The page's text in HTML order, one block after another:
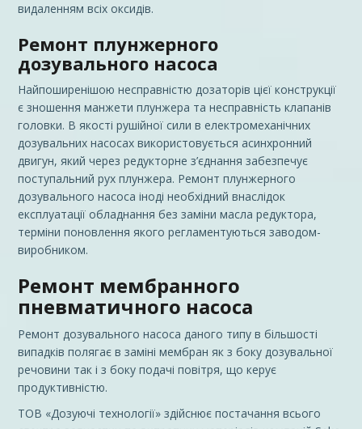
видаленням всіх оксидів.
Ремонт плунжерного
дозувального насоса
Найпоширенішою несправністю дозаторів цієї конструкції
є зношення манжети плунжера та несправність клапанів
головки. В якості рушійної сили в електромеханічних
дозувальних насосах використовується асинхронний
двигун, який через редукторне з’єднання забезпечує
поступальний рух плунжера. Ремонт плунжерного
дозувального насоса іноді необхідний внаслідок
експлуатації обладнання без заміни масла редуктора,
терміни поновлення якого регламентуються заводом-
виробником.
Ремонт мембранного
пневматичного насоса
Ремонт дозувального насоса даного типу в більшості
випадків полягає в заміні мембран як з боку дозувальної
речовини так і з боку подачі повітря, що керує
продуктивністю.
ТОВ «Дозуючі технології» здійснює постачання всього